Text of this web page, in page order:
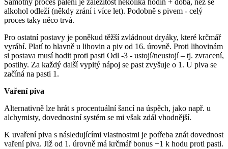
Samotný proces pálení je záležitost několika hodin + doba, než se
alkohol odleží (někdy zrání i více let). Podobně s pivem - celý
proces taky něco trvá.
Pro ostatní postavy je poněkud těžší zvládnout dryáky, které krčmář
vyrábí. Platí to hlavně u lihovin a piv od 16. úrovně. Proti lihovinám
si postava musí hodit proti pasti Odl -3 - ustojí/neustojí – tj. zvracení,
postihy. Za každý další vypitý nápoj se past zvyšuje o 1. U piva se
začíná na pasti 1.
Vaření piva
Alternativně lze hrát s procentuální šancí na úspěch, jako např. u
alchymisty, dovednostní systém se mi však zdál vhodnější.
K uvaření piva s následujícími vlastnostmi je potřeba znát dovednost
vaření piva. Již od 1. úrovně má krčmář bonus +1 k hodu proti pasti.